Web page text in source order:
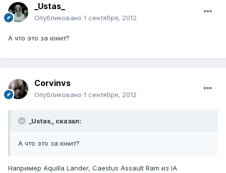
_Ustas_
Опубликовано 1 сентября, 2012
А что это за юнит?
Corvinvs
Опубликовано 1 сентября, 2012
_Ustas_ сказал:
А что это за юнит?
Например Aquilla Lander, Caestus Assault Ram из IA